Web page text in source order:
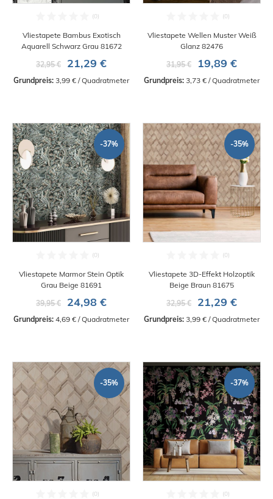
Vliestapete Bambus Exotisch
Aquarell Schwarz Grau 81672
32,95 €
21,29 €
Grundpreis: 3,99 € / Quadratmeter
Vliestapete Wellen Muster Weiß
Glanz 82476
31,95 €
19,89 €
Grundpreis: 3,73 € / Quadratmeter
-37%
Vliestapete Marmor Stein Optik
Grau Beige 81691
39,95 €
24,98 €
Grundpreis: 4,69 € / Quadratmeter
-35%
Vliestapete 3D-Effekt Holzoptik
Beige Braun 81675
32,95 €
21,29 €
Grundpreis: 3,99 € / Quadratmeter
-35% -37%